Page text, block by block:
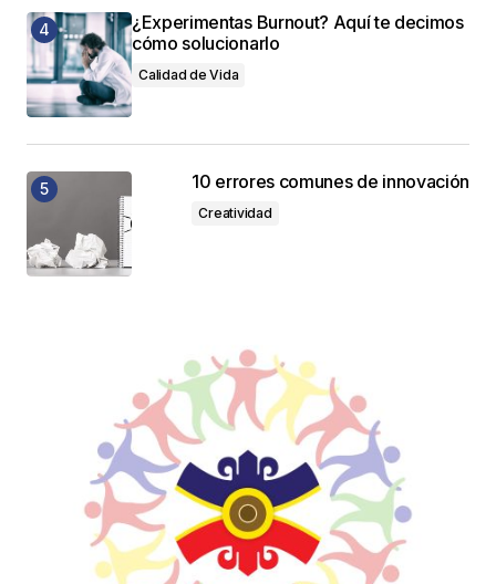
¿Experimentas Burnout? Aquí te decimos
cómo solucionarlo
Calidad de Vida
10 errores comunes de innovación
Creatividad